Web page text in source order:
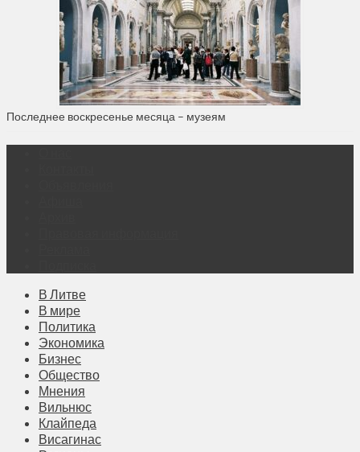
Последнее воскресенье месяца – музеям
В Литве
В мире
Политика
Экономика
Бизнес
Общество
Мнения
Вильнюс
Клайпеда
Висагинас